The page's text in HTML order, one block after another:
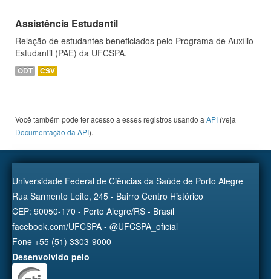
Assistência Estudantil
Relação de estudantes beneficiados pelo Programa de Auxílio
Estudantil (PAE) da UFCSPA.
ODT CSV
Você também pode ter acesso a esses registros usando a API (veja
Documentação da API).
Universidade Federal de Ciências da Saúde de Porto Alegre
Rua Sarmento Leite, 245 - Bairro Centro Histórico
CEP: 90050-170 - Porto Alegre/RS - Brasil
facebook.com/UFCSPA - @UFCSPA_oficial
Fone +55 (51) 3303-9000
Desenvolvido pelo